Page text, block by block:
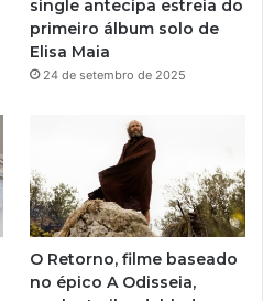
m
single antecipa estreia do
primeiro álbum solo de
Elisa Maia
24 de setembro de 2025
O Retorno, filme baseado
no épico A Odisseia,